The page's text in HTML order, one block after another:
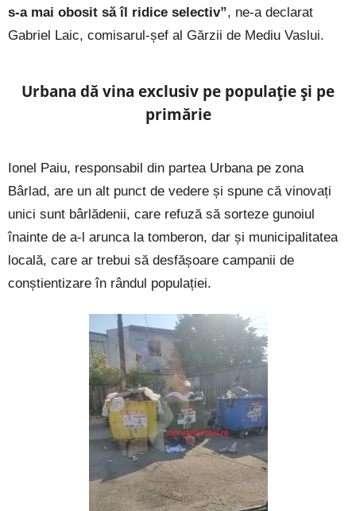
s-a mai obosit să îl ridice selectiv”, ne-a declarat
Gabriel Laic, comisarul-șef al Gărzii de Mediu Vaslui.
Urbana dă vina exclusiv pe populație și pe
primărie
Ionel Paiu, responsabil din partea Urbana pe zona
Bârlad, are un alt punct de vedere și spune că vinovați
unici sunt bârlădenii, care refuză să sorteze gunoiul
înainte de a-l arunca la tomberon, dar și municipalitatea
locală, care ar trebui să desfășoare campanii de
conștientizare în rândul populației.